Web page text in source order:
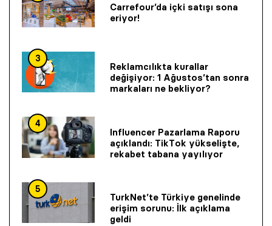
Carrefour’da içki satışı sona
eriyor!
3
Reklamcılıkta kurallar
değişiyor: 1 Ağustos’tan sonra
markaları ne bekliyor?
4
Influencer Pazarlama Raporu
açıklandı: TikTok yükselişte,
rekabet tabana yayılıyor
5
TurkNet’te Türkiye genelinde
erişim sorunu: İlk açıklama
geldi